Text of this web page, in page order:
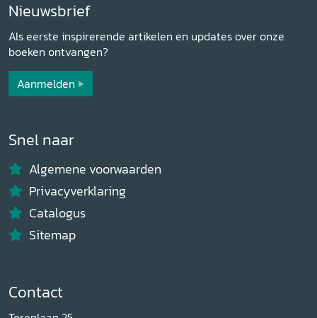
Nieuwsbrief
Als eerste inspirerende artikelen en updates over onze
boeken ontvangen?
Aanmelden
Snel naar
Algemene voorwaarden
Privacyverklaring
Catalogus
Sitemap
Contact